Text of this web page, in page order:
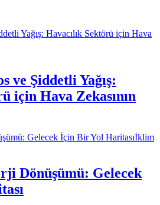
ve Şiddetli Yağış:
için Hava Zekasının
İklim
Dönüşümü: Gelecek